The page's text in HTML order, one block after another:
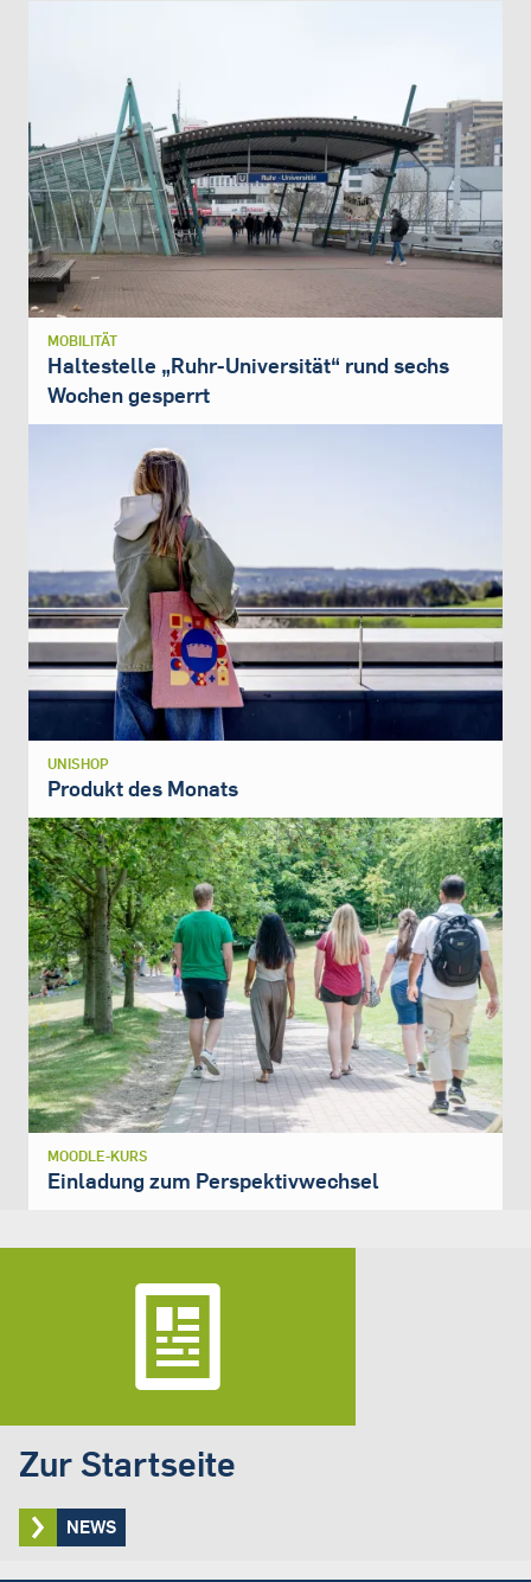
MOBILITÄT
Haltestelle „Ruhr-Universität“ rund sechs
Wochen gesperrt
UNISHOP
Produkt des Monats
MOODLE-KURS
Einladung zum Perspektivwechsel
Zur Startseite
NEWS